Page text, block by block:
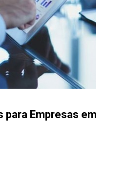
para Empresas em